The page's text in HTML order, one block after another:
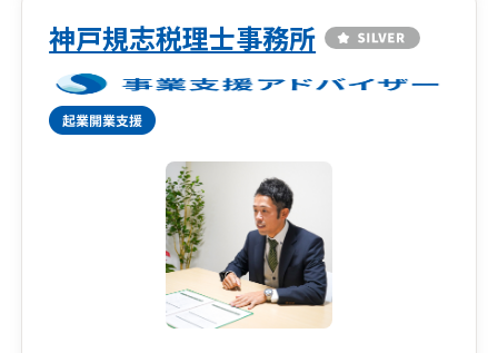
神戸規志税理士事務所